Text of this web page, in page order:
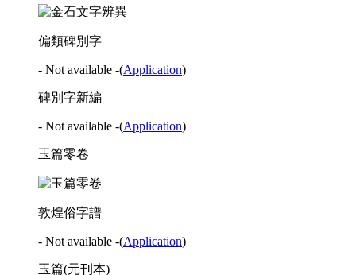
偏類碑別字
- Not available -(Application)
碑別字新編
- Not available -(Application)
玉篇零卷
敦煌俗字譜
- Not available -(Application)
玉篇(元刊本)